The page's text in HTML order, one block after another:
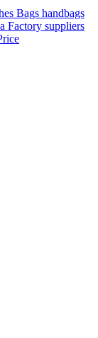
Bags handbags
Factory suppliers